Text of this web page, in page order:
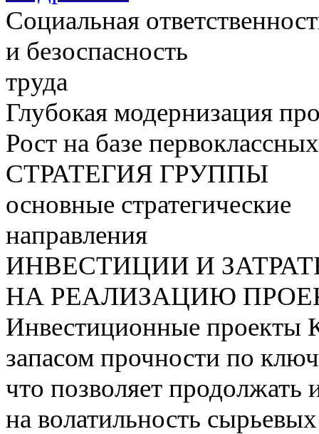
Социальная
и безоспасность
труда
Глубокая модернизация
Рост на базе
СТРАТЕГИЯ ГРУППЫ
основные стратегические
направления
ИНВЕСТИЦИИ И
НА РЕАЛИЗАЦИЮ
Инвестиционные проекты
запасом прочности по
что позволяет продолжать
на волатильность